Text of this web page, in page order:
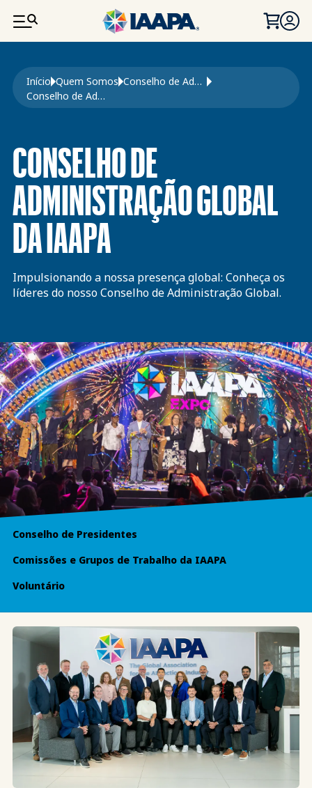
PASSAR PARA O CONTEÚDO PRINCIPAL
Navegação estrutural
Início Quem Somos
Conselho de Administração, Comités e Grupos de Trabalho
Conselho de Administração
CONSELHO DE
ADMINISTRAÇÃO GLOBAL
DA IAAPA
Impulsionando a nossa presença global: Conheça os
líderes do nosso Conselho de Administração Global.
Conselho de Presidentes
Comissões e Grupos de Trabalho da IAAPA
Voluntário